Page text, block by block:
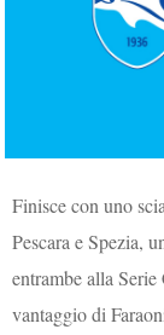
Finisce con uno
Pescara e Spezia,
entrambe alla
vantaggio di